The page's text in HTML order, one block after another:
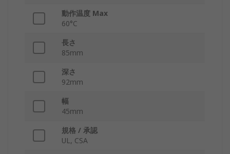
動作温度 Max
60°C
長さ
85mm
深さ
92mm
幅
45mm
規格 / 承認
UL, CSA